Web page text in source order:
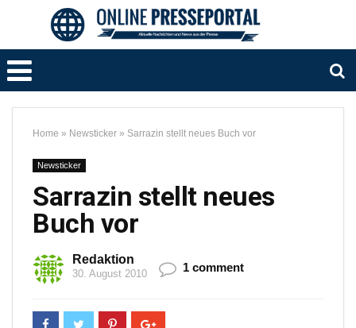
Home » Newsticker » Sarrazin stellt neues Buch vor
Newsticker
Sarrazin stellt neues
Buch vor
Redaktion
30. August 2010 1 comment